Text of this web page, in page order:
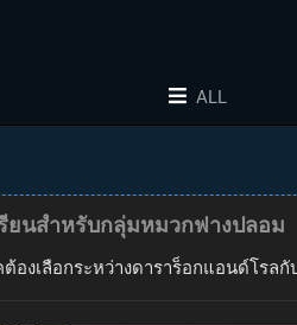
ALL
ยนสำหรับกลุ่มหมวกฟางปลอม
องเลือกระหว่างดาราร็อกแอนด์โร